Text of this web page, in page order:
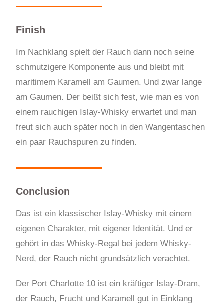
Finish
Im Nachklang spielt der Rauch dann noch seine
schmutzigere Komponente aus und bleibt mit
maritimem Karamell am Gaumen. Und zwar lange
am Gaumen. Der beißt sich fest, wie man es von
einem rauchigen Islay-Whisky erwartet und man
freut sich auch später noch in den Wangentaschen
ein paar Rauchspuren zu finden.
Conclusion
Das ist ein klassischer Islay-Whisky mit einem
eigenen Charakter, mit eigener Identität. Und er
gehört in das Whisky-Regal bei jedem Whisky-
Nerd, der Rauch nicht grundsätzlich verachtet.
Der Port Charlotte 10 ist ein kräftiger Islay-Dram,
der Rauch, Frucht und Karamell gut in Einklang